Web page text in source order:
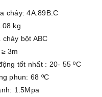
cháy: 4A.89B.C
kg
bột ABC
3m
tốt nhất : 20- 55 ºC
phun: 68 ºC
1.5Mpa